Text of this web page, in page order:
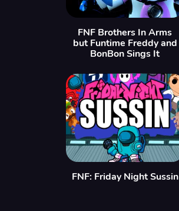
FNF Brothers In Arms
but Funtime Freddy and
BonBon Sings It
FNF: Friday Night Sussin